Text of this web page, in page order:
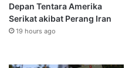
Depan Tentara Amerika
Serikat akibat Perang Iran
19 hours ago